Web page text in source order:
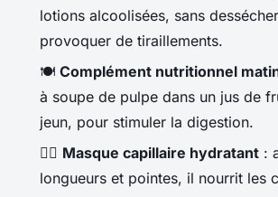
lotions alcoolisées, sans
provoquer de tiraillements.
🍽️ Complément nutritionnel
à soupe de pulpe dans un jus de
jeun, pour stimuler la digestion.
💆‍♀️ Masque capillaire hydratant :
longueurs et pointes, il nourrit les